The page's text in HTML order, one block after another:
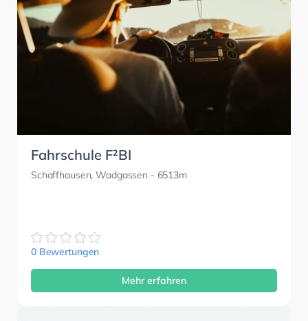
Fahrschule F²BI
Schaffhausen, Wadgassen - 6513m
0 Bewertungen
Mehr erfahren